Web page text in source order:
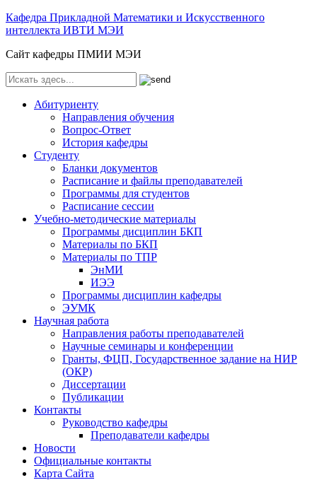
Кафедра Прикладной Математики и Искусственного
интеллекта ИВТИ МЭИ
Сайт кафедры ПМИИ МЭИ
Абитуриенту
Направления обучения
Вопрос-Ответ
История кафедры
Студенту
Бланки документов
Расписание и файлы преподавателей
Программы для студентов
Расписание сессии
Учебно-методические материалы
Программы дисциплин БКП
Материалы по БКП
Материалы по ТПР
ЭнМИ
ИЭЭ
Программы дисциплин кафедры
ЭУМК
Научная работа
Направления работы преподавателей
Научные семинары и конференции
Гранты, ФЦП, Государственное задание на НИР
(ОКР)
Диссертации
Публикации
Контакты
Руководство кафедры
Преподаватели кафедры
Новости
Официальные контакты
Карта Сайта